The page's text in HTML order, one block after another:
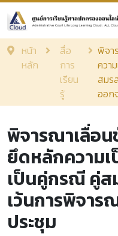
หน้า
หลัก
สื่อ
การ
เรียน
รู้
พิจา
ควา
สมร
ออก
พิจารณาเลื่อน
ยึดหลักความเ
เป็นคู่กรณี คู่
เว้นการพิจาร
ประชุม